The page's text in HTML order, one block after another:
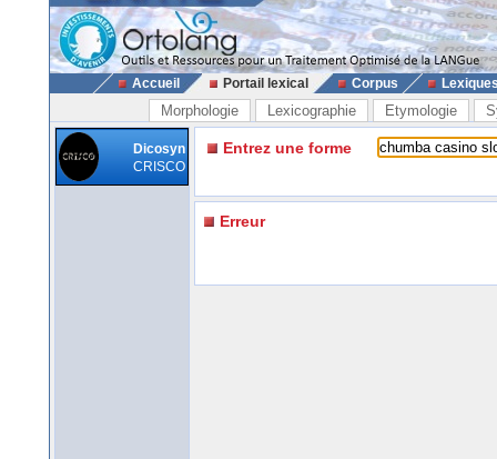
Accueil Portail lexical Corpus
Morphologie Lexicographie Etymologie
Dicosyn
CRISCO
Entrez une forme
Erreur